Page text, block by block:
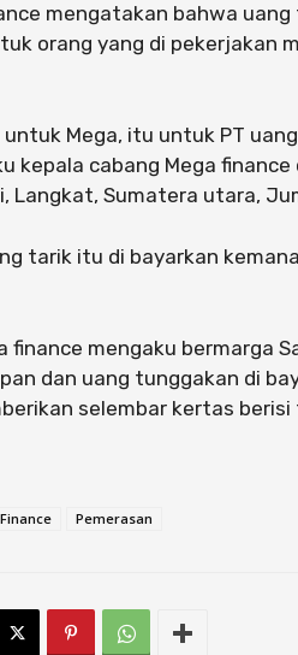
mengatakan bahwa
orang yang di pekerjakan
Mega, itu untuk PT
kepala cabang Mega
Langkat, Sumatera utara,
tarik itu di bayarkan
finance mengaku bermarga
dan uang tunggakan di
selembar kertas
Pemerasan